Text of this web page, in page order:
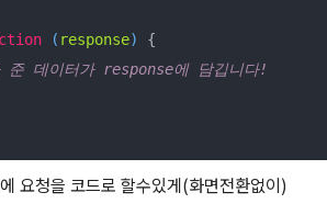
( response) {
데이터가 response에 담깁니다!
요청을 코드로 할수있게(화면전환없이)